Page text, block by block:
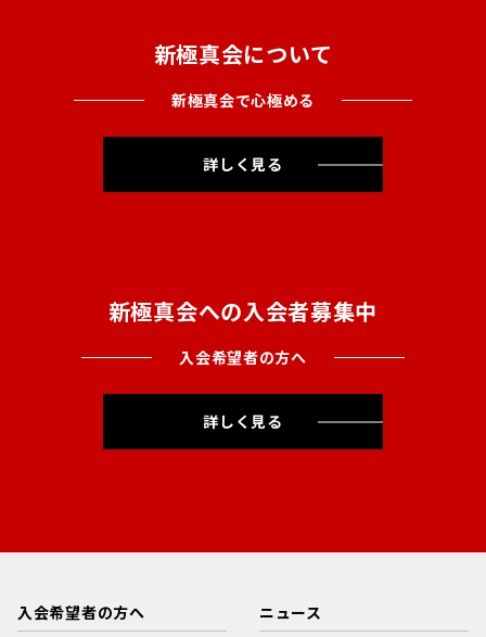
新極真会について
新極真会で心極める
詳しく見る
新極真会への入会者募集中
入会希望者の方へ
詳しく見る
入会希望者の方へ ニュース